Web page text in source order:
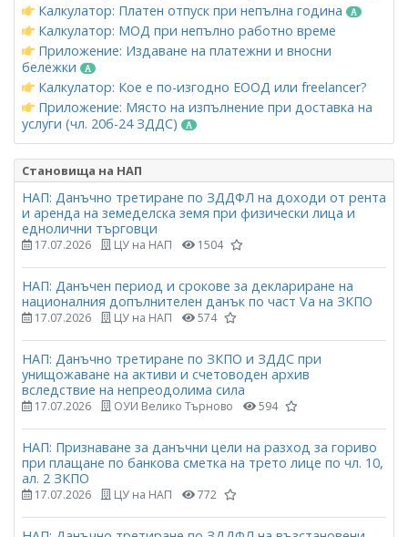
Калкулатор: Платен отпуск при непълна година
Калкулатор: МОД при непълно работно време
Приложение: Издаване на платежни и вносни
бележки
Калкулатор: Кое е по-изгодно ЕООД или freelancer?
Приложение: Място на изпълнение при доставка на
услуги (чл. 20б-24 ЗДДС)
Становища на НАП
НАП: Данъчно третиране по ЗДДФЛ на доходи от рента
и аренда на земеделска земя при физически лица и
еднолични търговци
17.07.2026 ЦУ на НАП 1504
НАП: Данъчен период и срокове за деклариране на
националния допълнителен данък по част Vа на ЗКПО
17.07.2026 ЦУ на НАП 574
НАП: Данъчно третиране по ЗКПО и ЗДДС при
унищожаване на активи и счетоводен архив
вследствие на непреодолима сила
17.07.2026 ОУИ Велико Търново 594
НАП: Признаване за данъчни цели на разход за гориво
при плащане по банкова сметка на трето лице по чл. 10,
ал. 2 ЗКПО
17.07.2026 ЦУ на НАП 772